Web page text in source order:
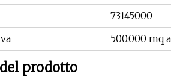
73145000
500.000 mq
prodotto